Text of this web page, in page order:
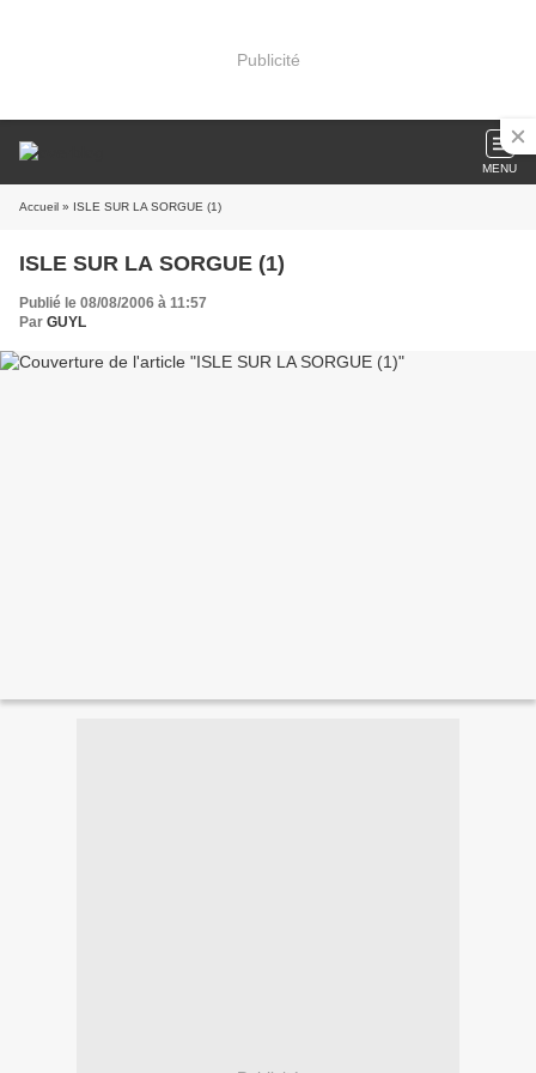
Publicité
MENU
Accueil » ISLE SUR LA SORGUE (1)
ISLE SUR LA SORGUE (1)
Publié le 08/08/2006 à 11:57
Par GUYL